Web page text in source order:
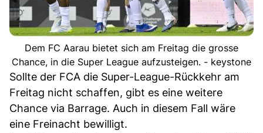
Dem FC Aarau bietet sich am Freitag die grosse
Chance, in die Super League aufzusteigen. - keystone
Sollte der FCA die Super-League-Rückkehr am
Freitag nicht schaffen, gibt es eine weitere
Chance via Barrage. Auch in diesem Fall wäre
eine Freinacht bewilligt.